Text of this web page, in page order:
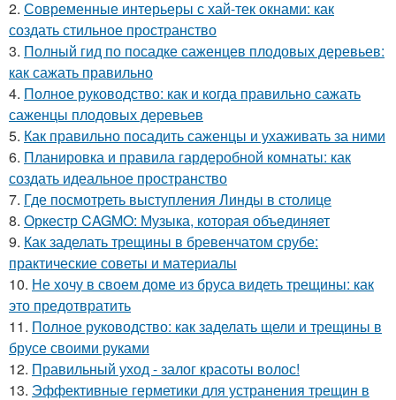
2. Современные интерьеры с хай-тек окнами: как
создать стильное пространство
3. Полный гид по посадке саженцев плодовых деревьев:
как сажать правильно
4. Полное руководство: как и когда правильно сажать
саженцы плодовых деревьев
5. Как правильно посадить саженцы и ухаживать за ними
6. Планировка и правила гардеробной комнаты: как
создать идеальное пространство
7. Где посмотреть выступления Линды в столице
8. Оркестр CAGMO: Музыка, которая объединяет
9. Как заделать трещины в бревенчатом срубе:
практические советы и материалы
10. Не хочу в своем доме из бруса видеть трещины: как
это предотвратить
11. Полное руководство: как заделать щели и трещины в
брусе своими руками
12. Правильный уход - залог красоты волос!
13. Эффективные герметики для устранения трещин в